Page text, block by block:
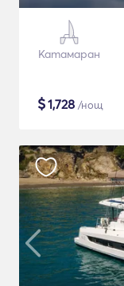
Катамаран
$1,728 /нощ